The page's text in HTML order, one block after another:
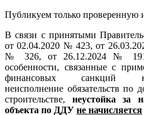
Публикуем только
В связи с принятыми
от 02.04.2020 № 423, от
№ 326, от 26.12.2024 №
особенности, связанные с
финансовых санкций
неисполнение обязательств по
строительстве, неустойка за
объекта по ДДУ не начисляется